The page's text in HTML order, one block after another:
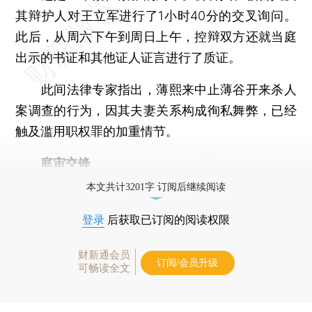
其辩护人对王立军进行了1小时40分的交叉询问。
此后，从周六下午到周日上午，控辩双方还就当庭
出示的书证和其他证人证言进行了质证。
此间法律专家指出，薄熙来中止薄谷开来杀人
案调查的行为，因其夫妻关系构成徇私舞弊，已经
触及滥用职权罪的加重情节。
庭审交锋
本文共计3201字 订阅后继续阅读
登录 后获取已订阅的阅读权限
财新通会员
可畅读全文
订阅/会员升级